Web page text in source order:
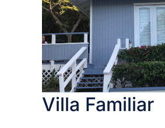
Villa Familiar